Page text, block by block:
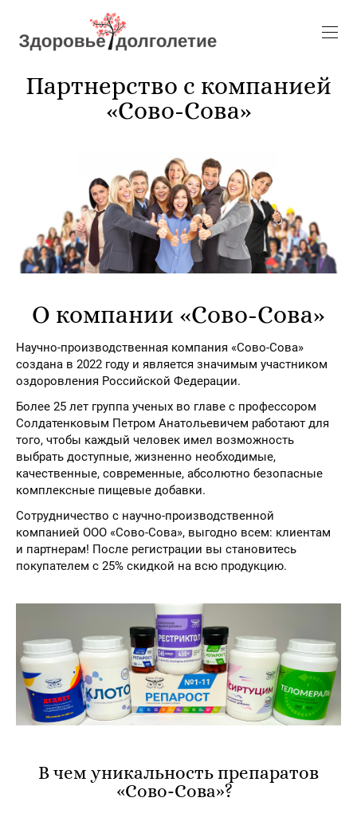
Партнерство с компанией
«Сово-Сова»
О компании «Сово-Сова»
Научно-производственная компания «Сово-Сова»
создана в 2022 году и является значимым участником
оздоровления Российской Федерации.
Более 25 лет группа ученых во главе с профессором
Солдатенковым Петром Анатольевичем работают для
того, чтобы каждый человек имел возможность
выбрать доступные, жизненно необходимые,
качественные, современные, абсолютно безопасные
комплексные пищевые добавки.
Сотрудничество с научно-производственной
компанией ООО «Сово-Сова», выгодно всем: клиентам
и партнерам! После регистрации вы становитесь
покупателем с 25% скидкой на всю продукцию.
В чем уникальность препаратов
«Сово-Сова»?